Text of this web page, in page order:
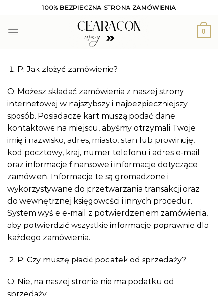
content
100% BEZPIECZNA STRONA ZAMÓWIENIA
0
P: Jak złożyć zamówienie?
O: Możesz składać zamówienia z naszej strony
internetowej w najszybszy i najbezpieczniejszy
sposób. Posiadacze kart muszą podać dane
kontaktowe na miejscu, abyśmy otrzymali Twoje
imię i nazwisko, adres, miasto, stan lub prowincję,
kod pocztowy, kraj, numer telefonu i adres e-mail
oraz informacje finansowe i informacje dotyczące
zamówień. Informacje te są gromadzone i
wykorzystywane do przetwarzania transakcji oraz
do wewnętrznej księgowości i innych procedur.
System wyśle ​​e-mail z potwierdzeniem zamówienia,
aby potwierdzić wszystkie informacje poprawnie dla
każdego zamówienia.
P: Czy muszę płacić podatek od sprzedaży?
O: Nie, na naszej stronie nie ma podatku od
sprzedaży.